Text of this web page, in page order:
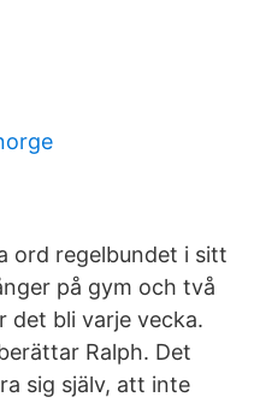
ord regelbundet i sitt
på gym och två
det bli varje vecka.
Ralph. Det
sig själv, att inte